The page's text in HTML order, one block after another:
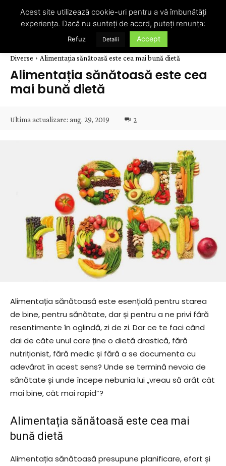
Diverse Alimentația sănătoasă este cea mai bună dietă
Alimentația sănătoasă este cea
mai bună dietă
Ultima actualizare: aug. 29, 2019 2
Alimentația sănătoasă este esențială pentru starea
de bine, pentru sănătate, dar și pentru a ne privi fără
resentimente în oglindă, zi de zi. Dar ce te faci când
dai de câte unul care ține o dietă drastică, fără
nutriționist, fără medic și fără a se documenta cu
adevărat în acest sens? Unde se termină nevoia de
sănătate și unde începe nebunia lui „vreau să arăt cât
mai bine, cât mai rapid”?
Alimentația sănătoasă este cea mai
bună dietă
Alimentația sănătoasă presupune planificare, efort și
Acest site utilizează cookie-uri pentru a vă îmbunătăți
experiența. Dacă nu sunteți de acord, puteți renunța:
Refuz Detalii Accept